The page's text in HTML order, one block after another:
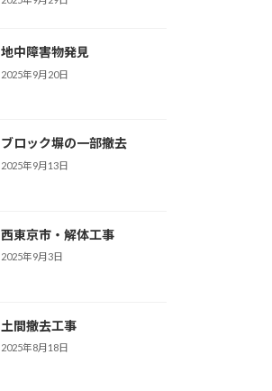
地中障害物発見
2025年9月20日
ブロック塀の一部撤去
2025年9月13日
西東京市・解体工事
2025年9月3日
土間撤去工事
2025年8月18日